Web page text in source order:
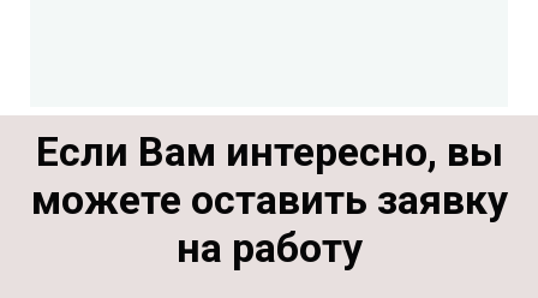
Если Вам интересно, вы
можете оставить заявку
на работу